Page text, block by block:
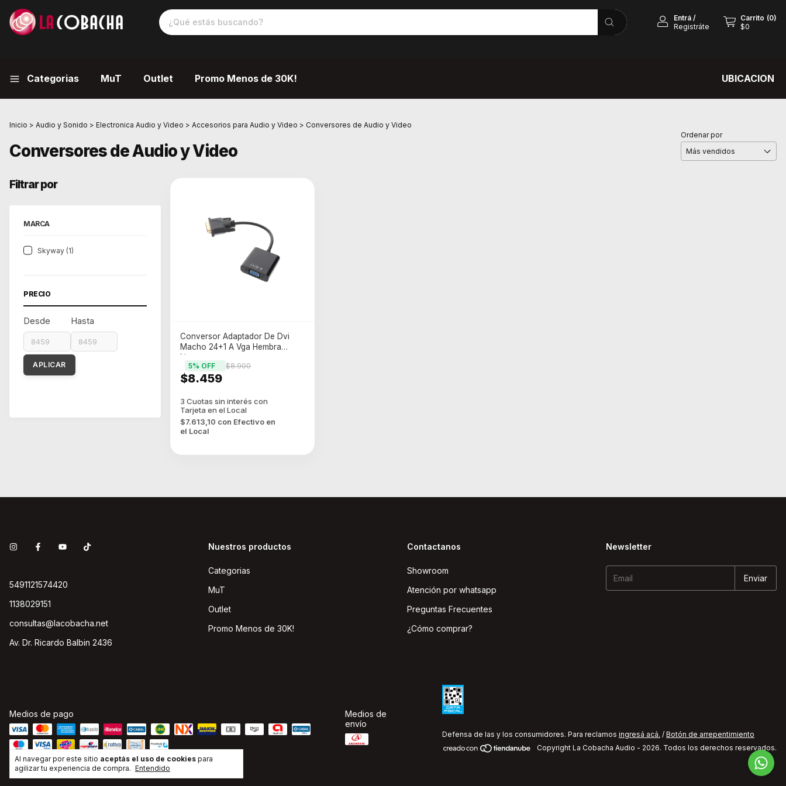
Entrá/
Registráte
Carrito (0)
$0
Categorias MuT Outlet Promo Menos de 30K! UBICACION
Al navegar por este sitio aceptás el uso de cookies para
agilizar tu experiencia de compra. Entendido
Inicio > Audio y Sonido > Electronica Audio y Video > Accesorios para Audio y Video > Conversores de Audio y Video
Conversores de Audio y Video
Ordenar por
Filtrar por
MARCA
Skyway (1)
PRECIO
Desde Hasta
APLICAR
Conversor Adaptador De Dvi
Macho 24+1 A Vga Hembra
Negro
$8.459
$8.900
5% OFF
$7.613,10 con Efectivo en
el Local
5491121574420
1138029151
consultas@lacobacha.net
Av. Dr. Ricardo Balbin 2436
Nuestros productos
Categorias
MuT
Outlet
Promo Menos de 30K!
Contactanos
Showroom
Atención por whatsapp
Preguntas Frecuentes
¿Cómo comprar?
Newsletter
Medios de pago
Medios de
envío
Defensa de las y los consumidores. Para reclamos ingresá acá. / Botón de arrepentimiento
Copyright La Cobacha Audio - 2026. Todos los derechos reservados.